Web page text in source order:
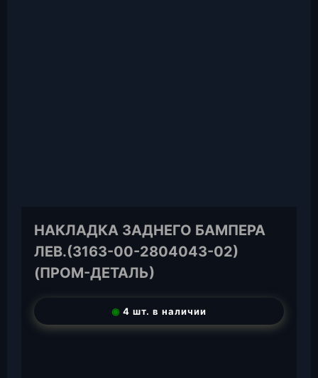
НАКЛАДКА ЗАДНЕГО БАМПЕРА
ЛЕВ.(3163-00-2804043-02)
(ПРОМ-ДЕТАЛЬ)
◉ 4 шт. в наличии